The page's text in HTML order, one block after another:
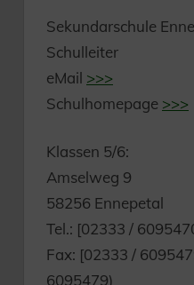
Sekundarschule
Schulleiter
eMail >>>
Schulhomepage >>>
Klassen 5/6:
Amselweg 9
58256 Ennepetal
Tel.: [02333 /
Fax: [02333 /
6095479)